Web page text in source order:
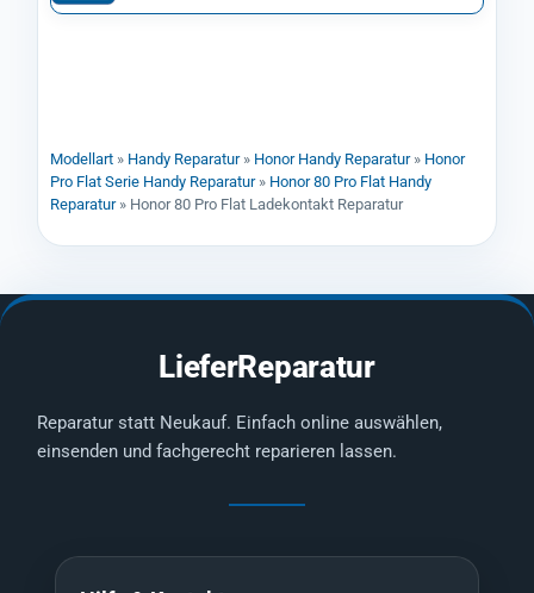
Modellart » Handy Reparatur» Honor Handy Reparatur» Honor
Pro Flat Serie Handy Reparatur» Honor 80 Pro Flat Handy
Reparatur» Honor 80 Pro Flat Ladekontakt Reparatur
LieferReparatur
Reparatur statt Neukauf. Einfach online auswählen,
einsenden und fachgerecht reparieren lassen.